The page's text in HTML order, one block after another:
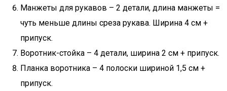
Манжеты для рукавов – 2 детали, длина манжеты =
чуть меньше длины среза рукава. Ширина 4 см +
припуск.
Воротник-стойка – 4 детали, ширина 2 см + припуск.
Планка воротника – 4 полоски шириной 1,5 см +
припуск.